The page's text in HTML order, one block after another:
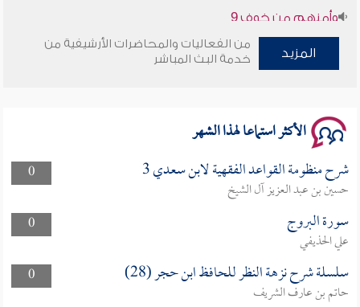
سلسلة محاضرات نفحات رمضانية 1444هـ
المزيد
من الفعاليات والمحاضرات الأرشيفية من
خدمة البث المباشر
الأكثر استماعا لهذا الشهر
0 شرح منظومة القواعد الفقهية لابن سعدي 3
حسين بن عبد العزيز آل الشيخ
0
سورة البروج
علي الحذيفي
0
سلسلة شرح نزهة النظر للحافظ ابن حجر (28)
حاتم بن عارف الشريف